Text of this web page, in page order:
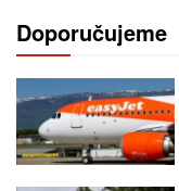
Doporučujeme